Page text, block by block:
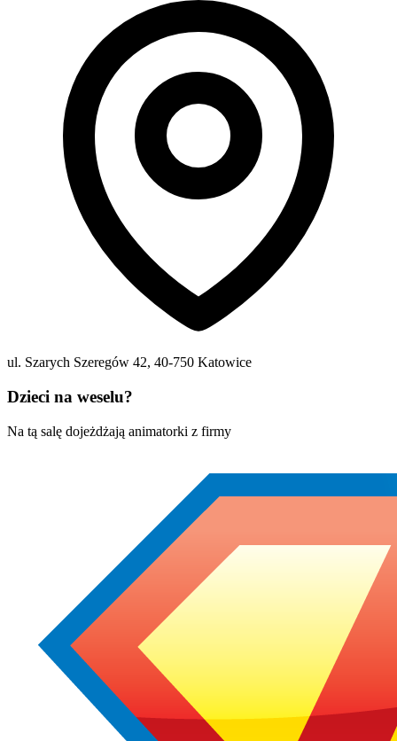
ul. Szarych Szeregów 42, 40-750 Katowice
Dzieci na weselu?
Na tą salę dojeżdżają animatorki z firmy